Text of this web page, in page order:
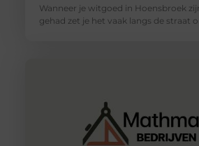
Wanneer je witgoed in Hoensbroek
gehad zet je het vaak langs de straat